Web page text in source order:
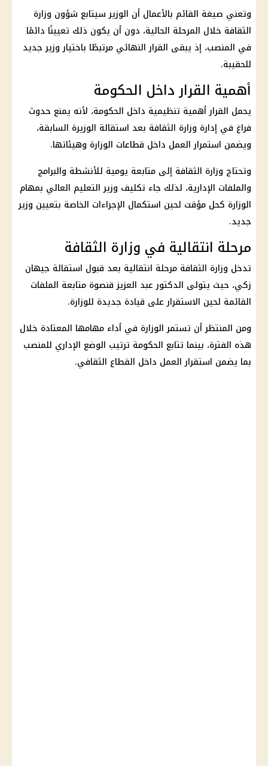
وتعني صيغة القائم بالأعمال أن الوزير سيتابع شؤون وزارة
الثقافة خلال المرحلة الحالية، دون أن يكون ذلك تعيينًا دائمًا
في المنصب، إذ يبقى القرار النهائي مرتبطًا باختيار وزير جديد
للحقيبة.
أهمية القرار داخل الحكومة
يحمل القرار أهمية تنظيمية داخل الحكومة، لأنه يمنع حدوث
فراغ في إدارة وزارة الثقافة بعد استقالة الوزيرة السابقة،
ويضمن استمرار العمل داخل قطاعات الوزارة وهيئاتها.
وتحتاج وزارة الثقافة إلى متابعة يومية للأنشطة والبرامج
والملفات الإدارية، لذلك جاء تكليف وزير التعليم العالي بمهام
الوزارة كحل مؤقت لحين استكمال الإجراءات الخاصة بتعيين وزير
جديد.
مرحلة انتقالية في وزارة الثقافة
تدخل وزارة الثقافة مرحلة انتقالية بعد قبول استقالة جيهان
زكي، حيث يتولى الدكتور عبد العزيز قنصوة متابعة الملفات
القائمة لحين الاستقرار على قيادة جديدة للوزارة.
ومن المنتظر أن تستمر الوزارة في أداء مهامها المعتادة خلال
هذه الفترة، بينما تتابع الحكومة ترتيب الوضع الإداري للمنصب
بما يضمن استقرار العمل داخل القطاع الثقافي.